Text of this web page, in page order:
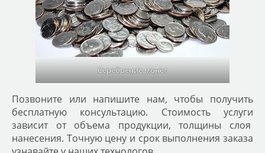
Серебрение монет
Позвоните или напишите нам, чтобы получить
бесплатную консультацию. Стоимость услуги
зависит от объема продукции, толщины слоя
нанесения. Точную цену и срок выполнения заказа